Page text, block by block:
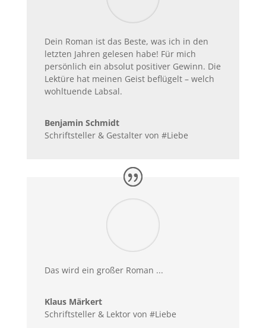
Dein Roman ist das Beste, was ich in den
letzten Jahren gelesen habe! Für mich
persönlich ein absolut positiver Gewinn. Die
Lektüre hat meinen Geist beflügelt – welch
wohltuende Labsal.
Benjamin Schmidt
Schriftsteller & Gestalter von #Liebe
Das wird ein großer Roman ...
Klaus Märkert
Schriftsteller & Lektor von #Liebe